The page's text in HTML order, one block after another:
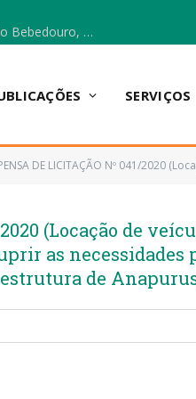
Escola Municipal Vicentina Vieira dos Santos, no Polo Bebedouro, recebeu materiais para a implantação do Cantinho da Leitura e da Sala Multidisciplinar.
SERVIÇOS
DE LICITAÇÃO Nº 041/2020 (Locação de
(Locação de
as necessidades
de